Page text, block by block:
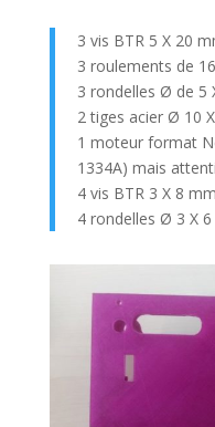
3 vis BTR 5 X 20
3 roulements de
3 rondelles Ø de 5
2 tiges acier Ø 10
1 moteur format
1334A) mais
4 vis BTR 3 X 8 mm
4 rondelles Ø 3 X